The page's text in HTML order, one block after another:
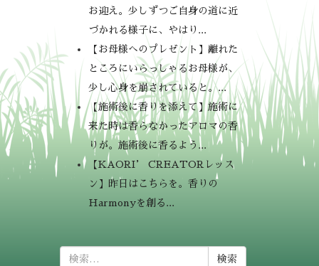
お迎え。少しずつご自身の道に近
づかれる様子に、やはり...
【お母様へのプレゼント】離れた
ところにいらっしゃるお母様が、
少し心身を崩されていると。...
【施術後に香りを添えて】施術に
来た時は香らなかったアロマの香
りが。施術後に香るよう...
【KAORI’ CREATORレッス
ン】昨日はこちらを。香りの
Harmonyを創る...